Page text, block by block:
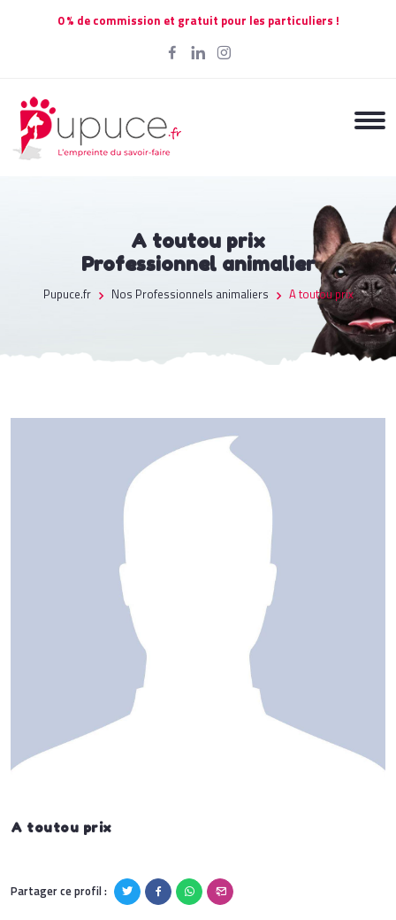
0 % de commission et gratuit pour les particuliers !
A toutou prix
Professionnel animalier
Pupuce.fr Nos Professionnels animaliers A toutou prix
A toutou prix
Partager ce profil :